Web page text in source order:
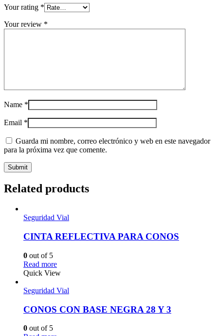
Your rating *
Your review *
Name *
Email *
Guarda mi nombre, correo electrónico y web en este navegador
para la próxima vez que comente.
Related products
Seguridad Vial
CINTA REFLECTIVA PARA CONOS
0 out of 5
Read more
Quick View
Seguridad Vial
CONOS CON BASE NEGRA 28 Y 3
0 out of 5